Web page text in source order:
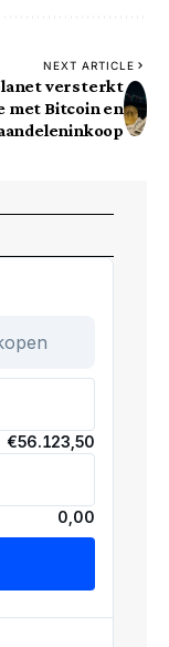
NEXT ARTICLE
versterkt
met Bitcoin en